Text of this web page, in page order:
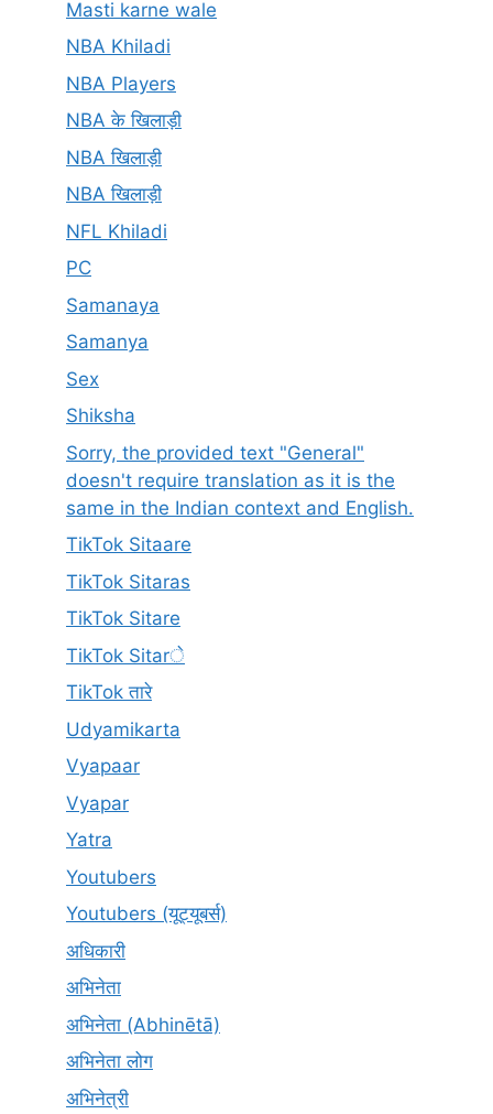
Masti karne wale
NBA Khiladi
NBA Players
NBA के खिलाड़ी
NBA खिलाड़ी
NBA खिलाड़ी
NFL Khiladi
PC
Samanaya
Samanya
Sex
Shiksha
Sorry, the provided text "General"
doesn't require translation as it is the
same in the Indian context and English.
TikTok Sitaare
TikTok Sitaras
TikTok Sitare
TikTok Sitarे
TikTok तारे
Udyamikarta
Vyapaar
Vyapar
Yatra
Youtubers
Youtubers (यूट्यूबर्स)
अधिकारी
अभिनेता
अभिनेता (Abhinētā)
अभिनेता लोग
अभिनेत्री